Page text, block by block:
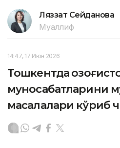
Ляззат Сейданова
Муаллиф
14:47, 17 Июн 2026
Тошкентда
муносабатларини
масалалари кўриб